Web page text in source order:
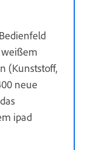
(Kunststoff,
neue
ipad